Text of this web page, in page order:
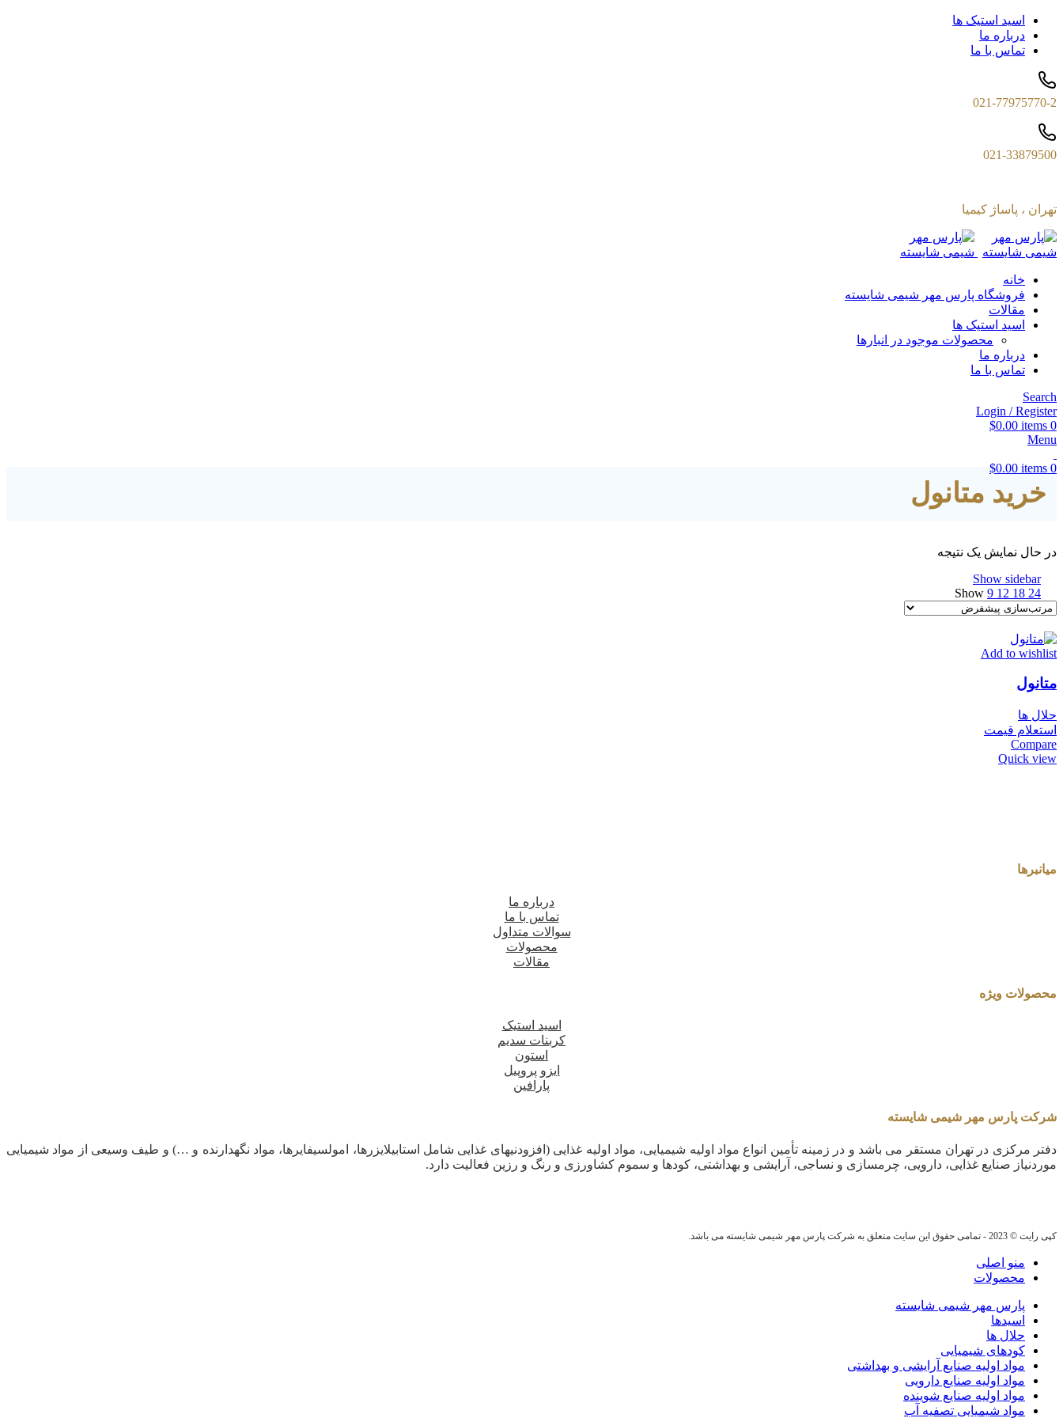
اسید استیک ها
درباره ما
تماس با ما
021-77975770-2
021-33879500
تهران ، پاساژ کیمیا
خانه
فروشگاه پارس مهر شیمی شایسته
مقالات
اسید استیک ها
محصولات موجود در انبارها
درباره ما
تماس با ما
Search
Login / Register
0
items
$0.00
Menu
0
items
$0.00
خرید متانول
در حال نمایش یک نتیجه
Show sidebar
Show 9 12 18 24
Add to wishlist
متانول
حلال ها
استعلام قیمت
Compare
Quick view
میانبرها
درباره ما
تماس با ما
سوالات متداول
محصولات
مقالات
محصولات ویژه
اسید استیک
کربنات سدیم
استون
ایزو پروپیل
پارافین
شرکت پارس مهر شیمی شایسته
دفتر مرکزی در تهران مستقر می باشد و در زمینه تأمین انواع مواد اولیه شیمیایی، مواد اولیه غذایی (افزودنیهای غذایی شامل استابیلایزرها، امولسیفایرها، مواد نگهدارنده و …) و طیف وسیعی از مواد شیمیایی
موردنیاز صنایع غذایی، دارویی، چرمسازی و نساجی، آرایشی و بهداشتی، کودها و سموم کشاورزی و رنگ و رزین فعالیت دارد.
کپی رایت © 2023 - تمامی حقوق این سایت متعلق به شرکت پارس مهر شیمی شایسته می باشد.
منو اصلی
محصولات
پارس مهر شیمی شایسته
اسیدها
حلال ها
کودهای شیمیایی
مواد اولیه صنایع آرایشی و بهداشتی
مواد اولیه صنایع دارویی
مواد اولیه صنایع شوینده
مواد شیمیایی تصفیه آب